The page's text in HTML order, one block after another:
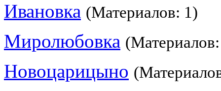
Ивановка (Материалов: 1)
Миролюбовка
Новоцарицыно